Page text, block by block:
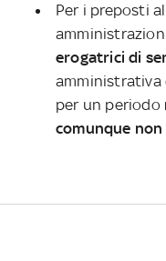
Per i preposti
erogatrici di
amministrativa
per un periodo
comunque